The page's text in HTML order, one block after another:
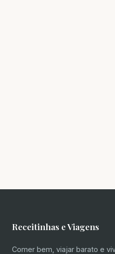
Receitinhas e Viagens
Comer bem, viajar barato e